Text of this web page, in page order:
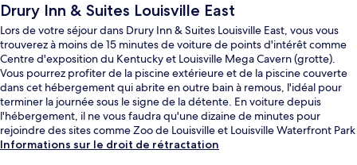
Drury Inn & Suites Louisville East
Lors de votre séjour dans Drury Inn & Suites Louisville East, vous vous
trouverez à moins de 15 minutes de voiture de points d'intérêt comme
Centre d'exposition du Kentucky et Louisville Mega Cavern (grotte).
Vous pourrez profiter de la piscine extérieure et de la piscine couverte
dans cet hébergement qui abrite en outre bain à remous, l'idéal pour
terminer la journée sous le signe de la détente. En voiture depuis
l'hébergement, il ne vous faudra qu'une dizaine de minutes pour
rejoindre des sites comme Zoo de Louisville et Louisville Waterfront Park
(parc municipal de 29 ha).La literie de qualité et le personnel
Informations sur le droit de rétractation